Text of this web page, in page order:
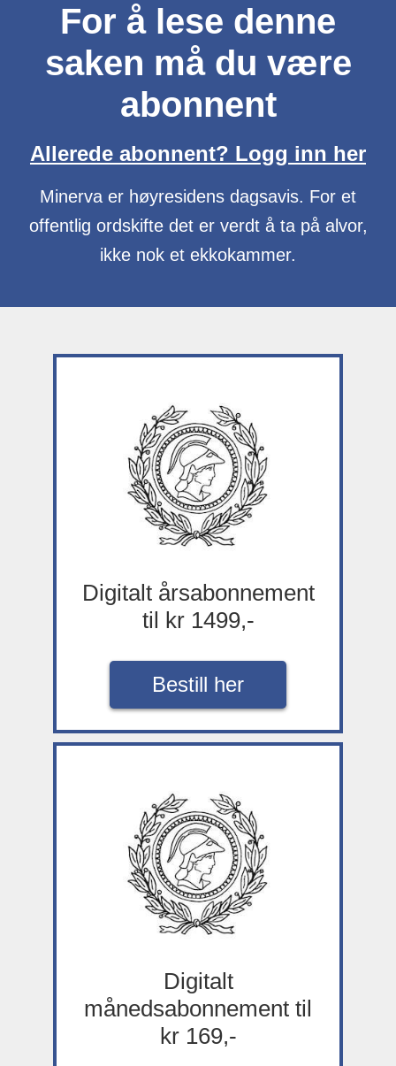
For å lese denne
saken må du være
abonnent
Allerede abonnent? Logg inn her
Minerva er høyresidens dagsavis. For et
offentlig ordskifte det er verdt å ta på alvor,
ikke nok et ekkokammer.
Digitalt årsabonnement
til kr 1499,-
Bestill her
Digitalt
månedsabonnement til
kr 169,-